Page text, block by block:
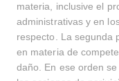
materia, inclusive el
administrativas y en
respecto. La segunda
en materia de
daño. En ese orden